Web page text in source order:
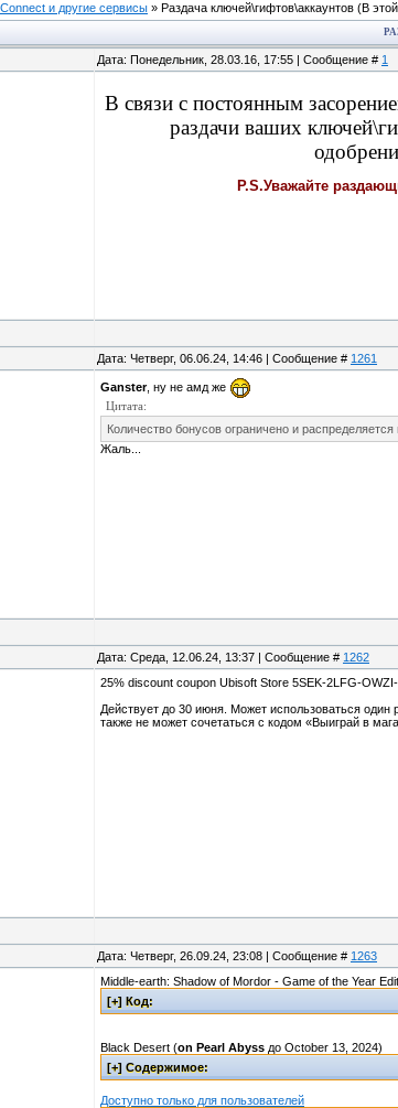
и другие сервисы » Раздача ключей\гифтов\аккаунтов (В
Дата: Понедельник, 28.03.16, 17:55 | Сообщение # 1
В связи с постоянным
раздачи ваших
P.S.Уважайте
Дата: Четверг, 06.06.24, 14:46 | Сообщение # 1261
Ganster, ну не амд же
Цитата:
Количество бонусов ограничено и
Жаль...
Дата: Среда, 12.06.24, 13:37 | Сообщение # 1262
25% discount coupon Ubisoft Store 5SEK-2LFG-
Действует до 30 июня. Может использоваться
также не может сочетаться с кодом «Выиграй в
Дата: Четверг, 26.09.24, 23:08 | Сообщение # 1263
Middle-earth: Shadow of Mordor - Game of the Year
Black Desert (on Pearl Abyss до October 13, 2024)
Доступно только для пользователей